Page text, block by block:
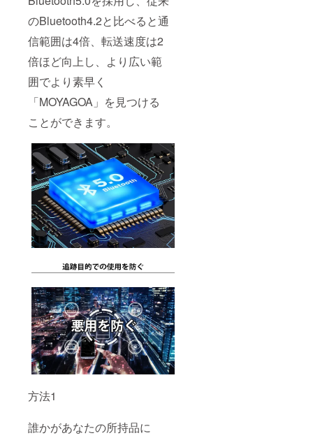
のBluetooth4.2と比べると通
信範囲は4倍、転送速度は2
倍ほど向上し、より広い範
囲でより素早く
「MOYAGOA」を見つける
ことができます。
方法1
誰かがあなたの所持品に